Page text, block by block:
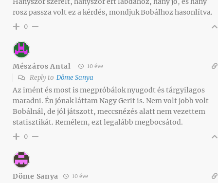
rosz passza volt ez a kérdés, mondjuk Bobálhoz hasonlítva.
0
Mészáros Antal 10 éve
Reply to Döme Sanya
Az imént és most is megpróbálok nyugodt és tárgyilagos
maradni. Én jónak láttam Nagy Gerit is. Nem volt jobb volt
Bobálnál, de jól játszott, meccsnézés alatt nem vezettem
statisztikát. Remélem, ezt legalább megbocsátod.
0
Döme Sanya 10 éve